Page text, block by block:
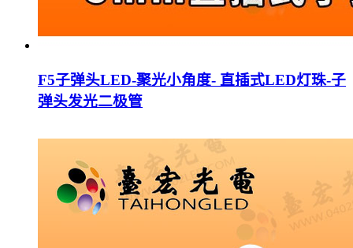
F5子弹头LED-聚光小角度- 直插式LED灯珠-子
弹头发光二极管